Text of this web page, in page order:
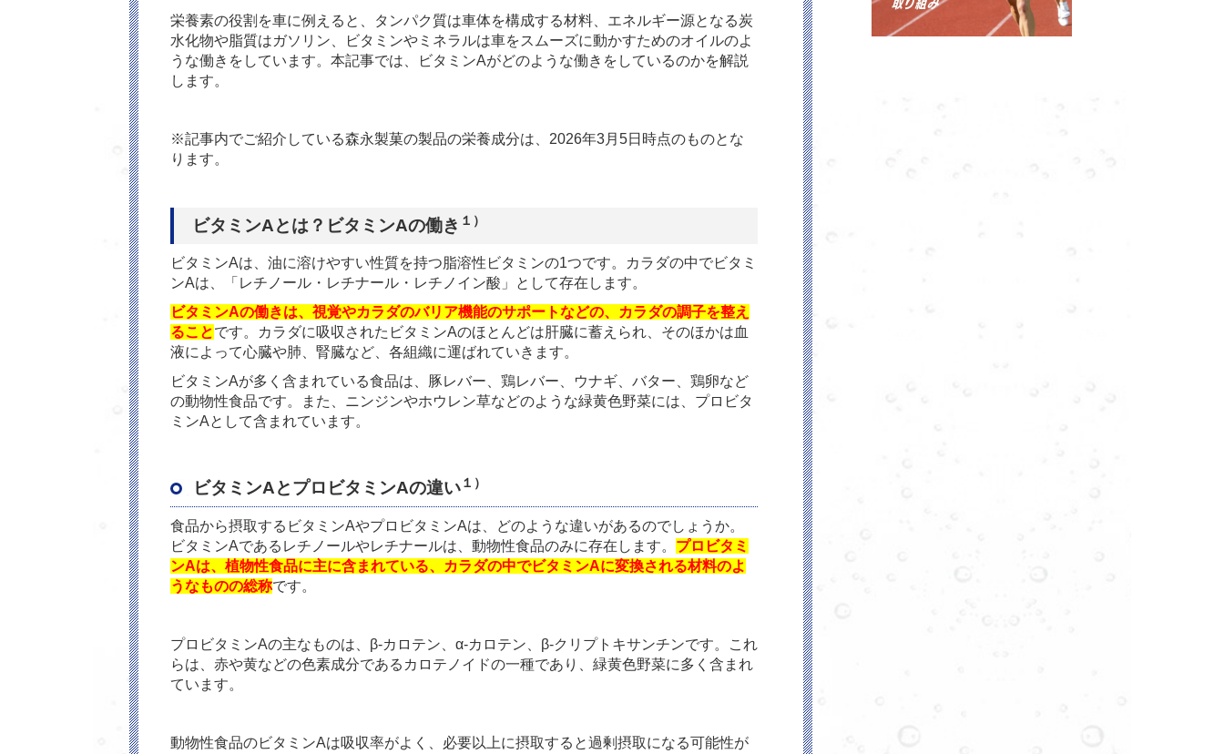
栄養素の役割を車に例えると、タンパク質は車体を構成する材料、エネルギー源となる炭
水化物や脂質はガソリン、ビタミンやミネラルは車をスムーズに動かすためのオイルのよ
うな働きをしています。本記事では、ビタミンAがどのような働きをしているのかを解説
します。
※記事内でご紹介している森永製菓の製品の栄養成分は、 2026年3月 5日時点のものとな
ります。
ビタミンAとは？ビタミンAの働き １）
ビタミンAは、油に溶けやすい性質を持つ脂溶性ビタミンの1つです。カラダの中でビタミ
ンAは、「レチノール・レチナール・レチノイン酸」として存在します。
ビタミンAの働きは、視覚やカラダのバリア機能のサポートなどの、カラダの調子を整え
ることです。カラダに吸収されたビタミンAのほとんどは肝臓に蓄えられ、そのほかは血
液によって心臓や肺、腎臓など、各組織に運ばれていきます。
ビタミンAが多く含まれている食品は、豚レバー、鶏レバー、ウナギ、バター、鶏卵など
の動物性食品です。また、ニンジンやホウレン草などのような緑黄色野菜には、プロビタ
ミンAとして含まれています。
ビタミンAとプロビタミンAの違い１）
食品から摂取するビタミンAやプロビタミンAは、どのような違いがあるのでしょうか。
ビタミンAであるレチノールやレチナールは、動物性食品のみに存在します。 プロビタミ
ンAは、植物性食品に主に含まれている、カラダの中でビタミンAに変換される材料のよ
うなものの総称です。
プロビタミンAの主なものは、β-カロテン、α-カロテン、β-クリプトキサンチンです。これ
らは、赤や黄などの色素成分であるカロテノイドの一種であり、緑黄色野菜に多く含まれ
ています。
動物性食品のビタミンAは吸収率がよく、必要以上に摂取すると過剰摂取になる可能性が